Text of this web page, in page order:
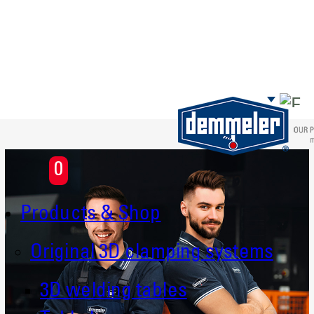
0
Products & Shop
Original 3D clamping systems
3D welding tables